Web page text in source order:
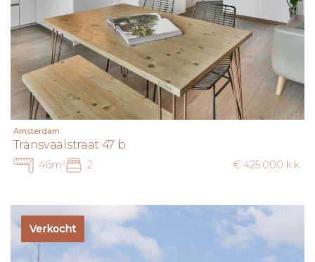
Amsterdam
Transvaalstraat 47 b
46m² 2 € 425.000 k.k.
Verkocht